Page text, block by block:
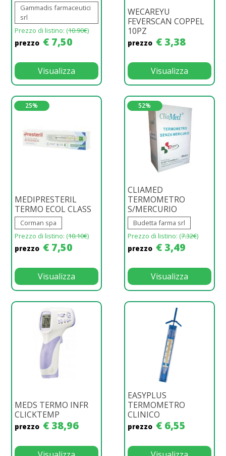
Gammadis farmaceutici
srl
Prezzo di listino: (10.90€)
prezzo € 7,50
Visualizza
WECAREYU
FEVERSCAN COPPEL
10PZ
prezzo € 3,38
Visualizza
25%
MEDIPRESTERIL
TERMO ECOL CLASS
Corman spa
Prezzo di listino: (10.10€)
prezzo € 7,50
Visualizza
52%
CLIAMED
TERMOMETRO
S/MERCURIO
Budetta farma srl
Prezzo di listino: (7.32€)
prezzo € 3,49
Visualizza
MEDS TERMO INFR
CLICKTEMP
prezzo € 38,96
EASYPLUS
TERMOMETRO
CLINICO
prezzo € 6,55